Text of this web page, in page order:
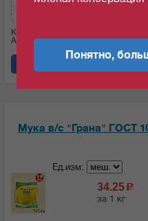
Кол-во (кг)
Артикул: 03709
Мука в/с "Грана" ГОСТ
Ед.изм:
34.25c
за 1 кг
Понятно,